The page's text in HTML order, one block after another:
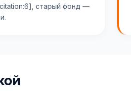
старый фонд —